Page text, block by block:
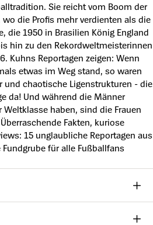
Sie reicht vom Boom der
wo die Profis mehr verdienten als die
die 1950 in Brasilien König England
hin zu den Rekordweltmeisterinnen
Kuhns Reportagen zeigen: Wenn
etwas im Weg stand, so waren
und chaotische Ligenstrukturen - die
da! Und während die Männer
haben, sind die Frauen
Fakten, kuriose
15 unglaubliche Reportagen aus
für alle Fußballfans